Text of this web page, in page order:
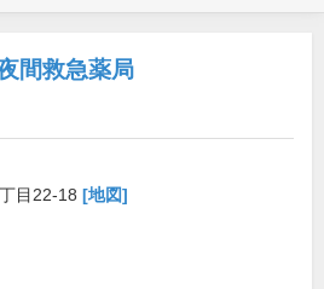
間救急薬局
目22-18 [地図]